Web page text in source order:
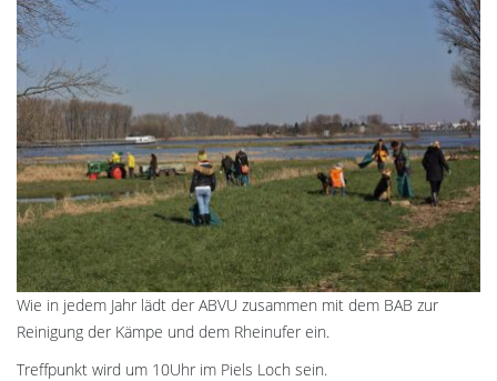
Wie in jedem Jahr lädt der ABVU zusammen mit dem BAB zur
Reinigung der Kämpe und dem Rheinufer ein.
Treffpunkt wird um 10Uhr im Piels Loch sein.